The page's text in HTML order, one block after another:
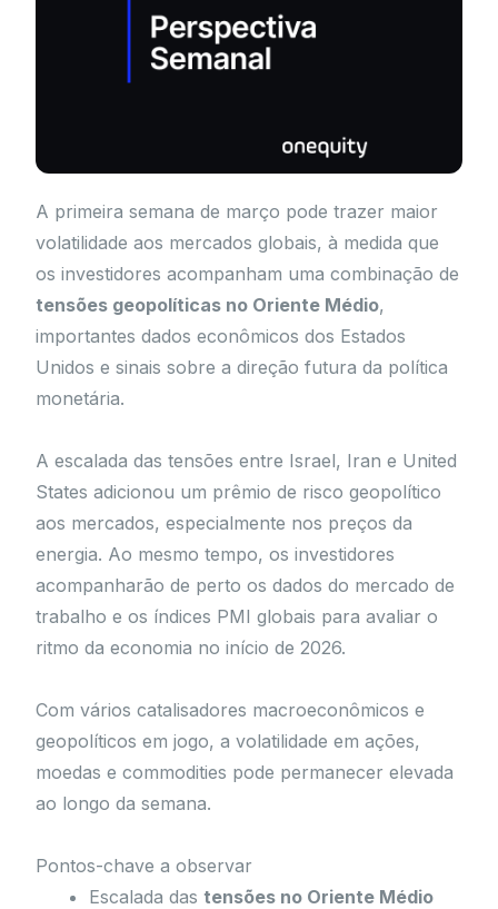
A primeira semana de março pode trazer maior
volatilidade aos mercados globais, à medida que
os investidores acompanham uma combinação de
tensões geopolíticas no Oriente Médio,
importantes dados econômicos dos Estados
Unidos e sinais sobre a direção futura da política
monetária.
A escalada das tensões entre Israel, Iran e United
States adicionou um prêmio de risco geopolítico
aos mercados, especialmente nos preços da
energia. Ao mesmo tempo, os investidores
acompanharão de perto os dados do mercado de
trabalho e os índices PMI globais para avaliar o
ritmo da economia no início de 2026.
Com vários catalisadores macroeconômicos e
geopolíticos em jogo, a volatilidade em ações,
moedas e commodities pode permanecer elevada
ao longo da semana.
Pontos-chave a observar
Escalada dastensões no Oriente Médio